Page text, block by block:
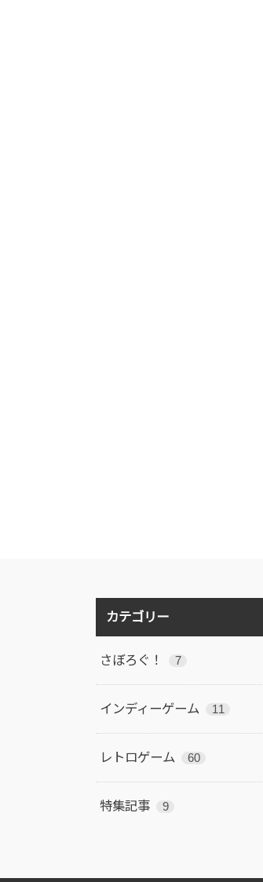
カテゴリー
さぼろぐ！ 7
インディーゲーム 11
レトロゲーム 60
特集記事 9